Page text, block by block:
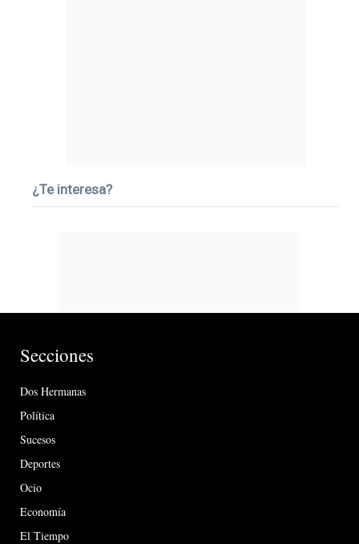
¿Te interesa?
Secciones
Dos Hermanas
Política
Sucesos
Deportes
Ocio
Economía
El Tiempo